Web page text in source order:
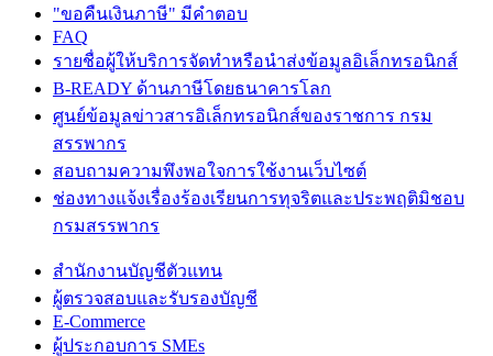
"ขอคืนเงินภาษี" มีคำตอบ
FAQ
รายชื่อผู้ให้บริการจัดทำหรือนำส่งข้อมูลอิเล็กทรอนิกส์
B-READY ด้านภาษีโดยธนาคารโลก
ศูนย์ข้อมูลข่าวสารอิเล็กทรอนิกส์ของราชการ กรม
สรรพากร
สอบถามความพึงพอใจการใช้งานเว็บไซต์
ช่องทางแจ้งเรื่องร้องเรียนการทุจริตและประพฤติมิชอบ
กรมสรรพากร
สำนักงานบัญชีตัวแทน
ผู้ตรวจสอบและรับรองบัญชี
E-Commerce
ผู้ประกอบการ SMEs